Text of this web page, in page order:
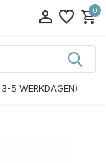
0
5 WERKDAGEN)